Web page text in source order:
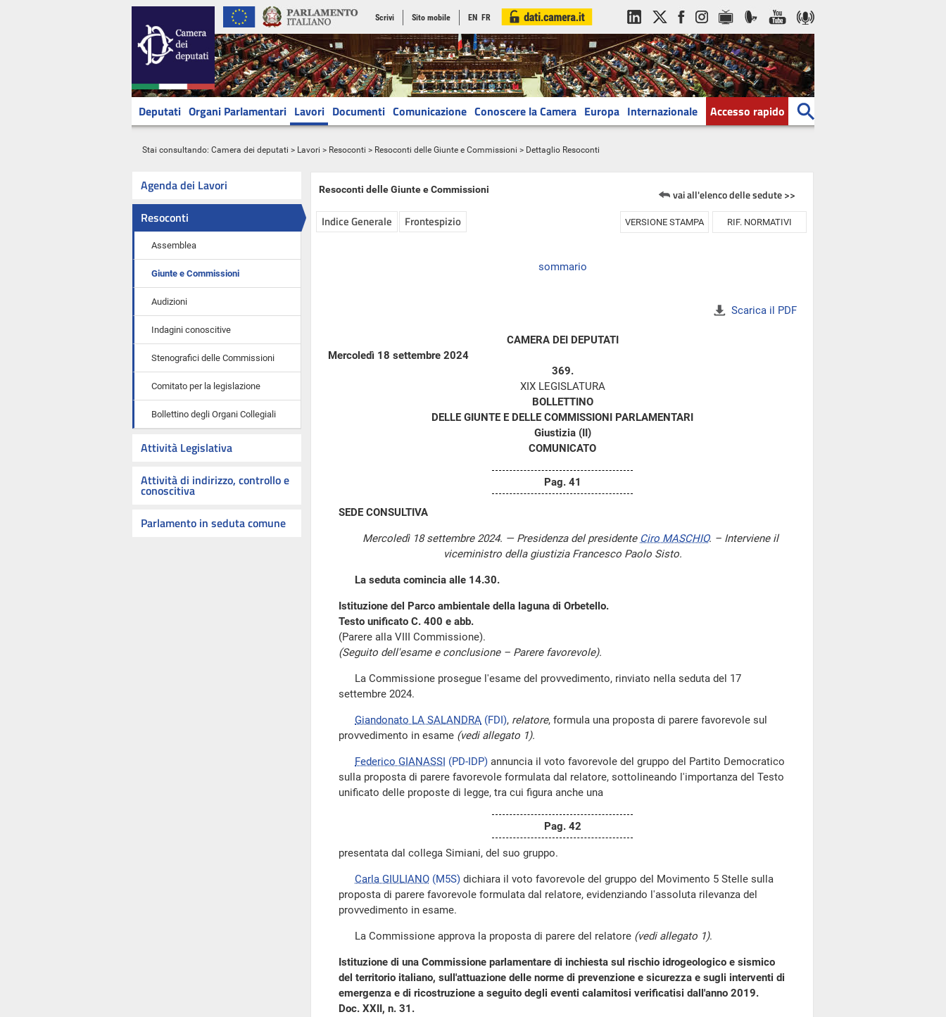
Scrivi Sito mobile EN FR
Deputati Organi Parlamentari Lavori Documenti Comunicazione Conoscere la Camera Europa Internazionale Accesso rapido
Stai consultando: Camera dei deputati > Lavori > Resoconti > Resoconti delle Giunte e Commissioni > Dettaglio Resoconti
Agenda dei Lavori
Resoconti
Assemblea
Giunte e Commissioni
Audizioni
Indagini conoscitive
Stenografici delle Commissioni
Comitato per la legislazione
Bollettino degli Organi Collegiali
Attività Legislativa
Attività di indirizzo, controllo e
conoscitiva
Parlamento in seduta comune
Resoconti delle Giunte e Commissioni vai all'elenco delle sedute >>
Indice Generale Frontespizio VERSIONE STAMPA RIF. NORMATIVI
sommario
Scarica il PDF
CAMERA DEI DEPUTATI
Mercoledì 18 settembre 2024
369.
XIX LEGISLATURA
BOLLETTINO
DELLE GIUNTE E DELLE COMMISSIONI PARLAMENTARI
Giustizia (II)
COMUNICATO
Pag. 41
SEDE CONSULTIVA
Mercoledì 18 settembre 2024. — Presidenza del presidente Ciro MASCHIO. – Interviene il
viceministro della giustizia Francesco Paolo Sisto.
La seduta comincia alle 14.30.
Istituzione del Parco ambientale della laguna di Orbetello.
Testo unificato C. 400 e abb.
(Parere alla VIII Commissione).
(Seguito dell'esame e conclusione – Parere favorevole).
La Commissione prosegue l'esame del provvedimento, rinviato nella seduta del 17
settembre 2024.
Giandonato LA SALANDRA (FDI), relatore, formula una proposta di parere favorevole sul
provvedimento in esame (vedi allegato 1).
Federico GIANASSI (PD-IDP) annuncia il voto favorevole del gruppo del Partito Democratico
sulla proposta di parere favorevole formulata dal relatore, sottolineando l'importanza del Testo
unificato delle proposte di legge, tra cui figura anche una
Pag. 42
presentata dal collega Simiani, del suo gruppo.
Carla GIULIANO (M5S) dichiara il voto favorevole del gruppo del Movimento 5 Stelle sulla
proposta di parere favorevole formulata dal relatore, evidenziando l'assoluta rilevanza del
provvedimento in esame.
La Commissione approva la proposta di parere del relatore (vedi allegato 1).
Istituzione di una Commissione parlamentare di inchiesta sul rischio idrogeologico e sismico
del territorio italiano, sull'attuazione delle norme di prevenzione e sicurezza e sugli interventi di
emergenza e di ricostruzione a seguito degli eventi calamitosi verificatisi dall'anno 2019.
Doc. XXII, n. 31.